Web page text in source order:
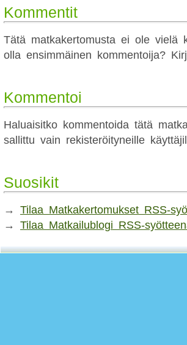
Kommentit
Tätä matkakertomusta ei ole vielä
olla ensimmäinen kommentoija?
Kommentoi
Haluaisitko kommentoida tätä
sallittu vain rekisteröityneille
Suosikit
→ Tilaa Matkakertomukset RSS-
→ Tilaa Matkailublogi RSS-